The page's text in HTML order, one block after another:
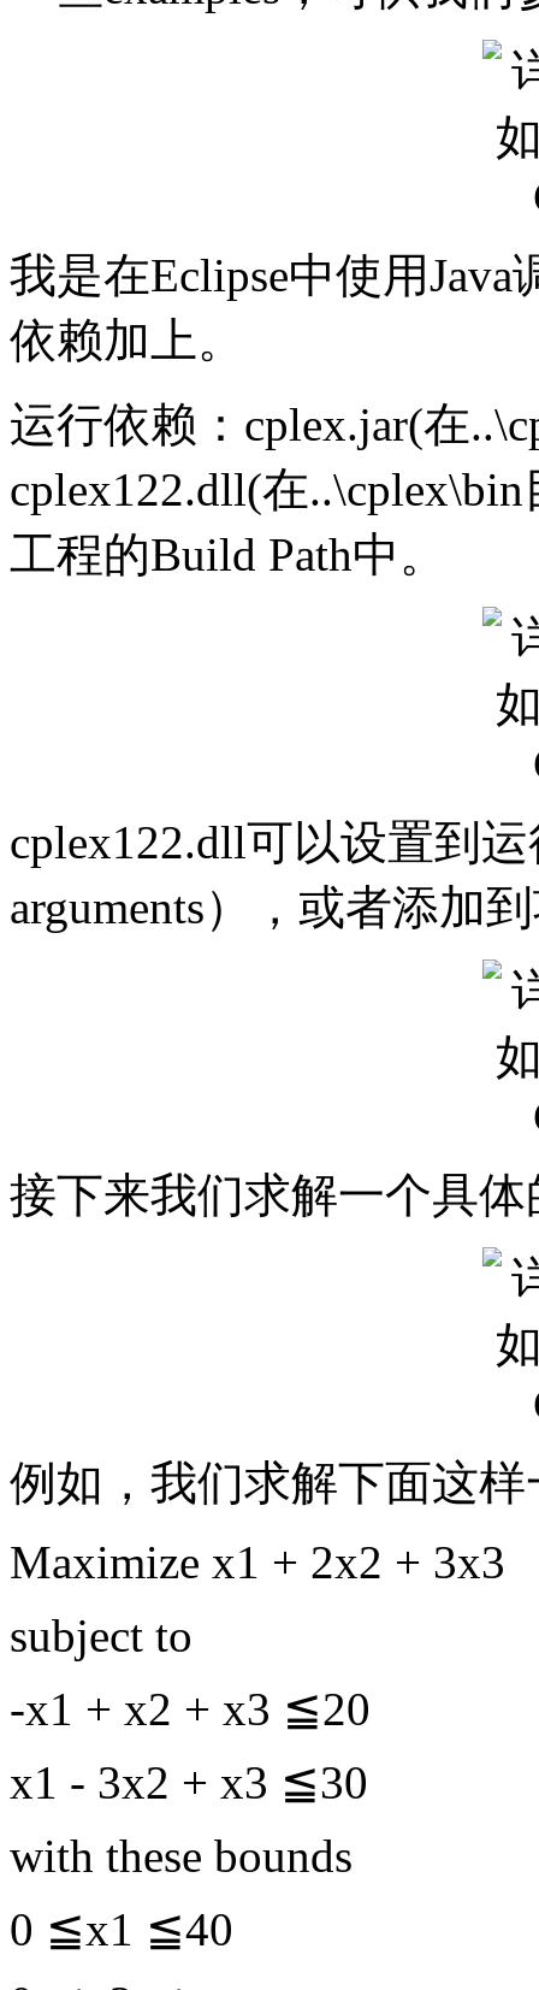
我是在Eclipse中使用
依赖加上。
运行依赖：cplex.jar(在
cplex122.dll(在
工程的Build Path中。
cplex122.dll可以设置到
arguments），或者添加
接下来我们求解一个具
例如，我们求解下面这
Maximize x1 + 2x2 + 3x3
subject to
-x1 + x2 + x3 ≦20
x1 - 3x2 + x3 ≦30
with these bounds
0 ≦x1 ≦40